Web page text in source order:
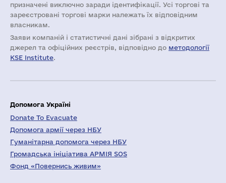
призначені виключно заради ідентифікації. Усі торгові та
зареєстровані торгові марки належать їх відповідним
власникам.
Заяви компаній i статистичні дані зібрані з відкритих
джерел та офіційних реєстрів, відповідно до методології
KSE Institute.
Допомога Україні
Donate To Evacuate
Допомога армії через НБУ
Гуманітарна допомога через НБУ
Громадська ініціатива АРМІЯ SOS
Фонд «Повернись живим»